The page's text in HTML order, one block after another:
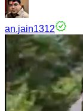
an.jain1312